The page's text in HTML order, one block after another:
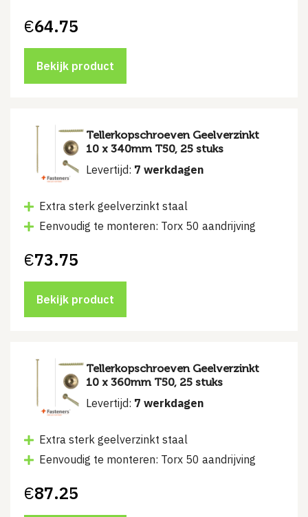
€64.75
Bekijk product
Tellerkopschroeven Geelverzinkt
10 x 340mm T50, 25 stuks
Levertijd: 7 werkdagen
Extra sterk geelverzinkt staal
Eenvoudig te monteren: Torx 50 aandrijving
€73.75
Bekijk product
Tellerkopschroeven Geelverzinkt
10 x 360mm T50, 25 stuks
Levertijd: 7 werkdagen
Extra sterk geelverzinkt staal
Eenvoudig te monteren: Torx 50 aandrijving
€87.25